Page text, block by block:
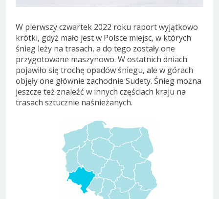
W pierwszy czwartek 2022 roku raport wyjątkowo
krótki, gdyż mało jest w Polsce miejsc, w których
śnieg leży na trasach, a do tego zostały one
przygotowane maszynowo. W ostatnich dniach
pojawiło się trochę opadów śniegu, ale w górach
objęły one głównie zachodnie Sudety. Śnieg można
jeszcze też znaleźć w innych częściach kraju na
trasach sztucznie naśnieżanych.